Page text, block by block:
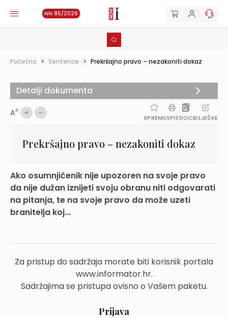
NN 85/2026
Početna > Sentence > Prekršajno pravo – nezakoniti dokaz
AA
SPREMIISPISDOCBILJEŠKE
Prekršajno pravo – nezakoniti dokaz
Ako osumnjičenik nije upozoren na svoje pravo
da nije dužan iznijeti svoju obranu niti odgovarati
na pitanja, te na svoje pravo da može uzeti
branitelja koj...
Za pristup do sadržaja morate biti korisnik portala
www.informator.hr.
Sadržajima se pristupa ovisno o Vašem paketu.
Prijava
Detalji dokumenta